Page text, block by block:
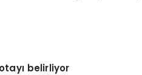
belirliyor